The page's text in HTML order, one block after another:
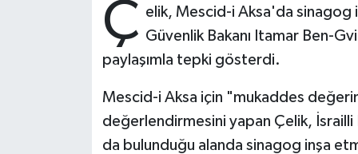
Ç elik, Mescid-i Aksa'da sinagog
Güvenlik Bakanı Itamar Ben-
paylaşımla tepki gösterdi.
Mescid-i Aksa için "mukaddes
değerlendirmesini yapan Çelik,
da bulunduğu alanda sinagog inşa
Bitlis Müftülüğü
Burdur Müftülüğü